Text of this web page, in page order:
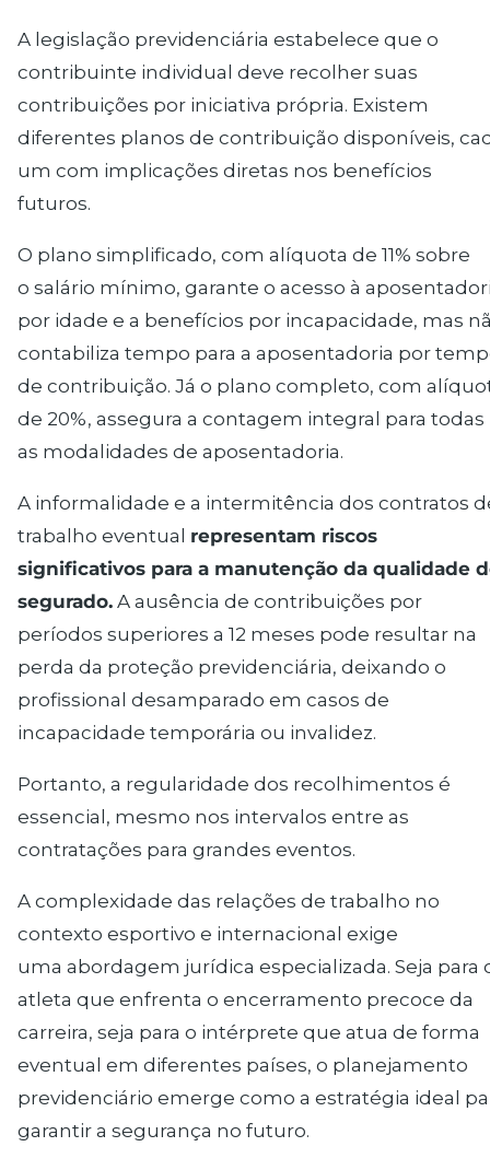
A legislação previdenciária estabelece que o
contribuinte individual deve recolher suas
contribuições por iniciativa própria. Existem
diferentes planos de contribuição disponíveis,
um com implicações diretas nos benefícios
futuros.
O plano simplificado, com alíquota de 11% sobre
o salário mínimo, garante o acesso à
por idade e a benefícios por incapacidade, mas
contabiliza tempo para a aposentadoria por
de contribuição. Já o plano completo, com
de 20%, assegura a contagem integral para todas
as modalidades de aposentadoria.
A informalidade e a intermitência dos contratos
trabalho eventual representam riscos
significativos para a manutenção da qualidade
segurado.A ausência de contribuições por
períodos superiores a 12 meses pode resultar na
perda da proteção previdenciária, deixando o
profissional desamparado em casos de
incapacidade temporária ou invalidez.
Portanto, a regularidade dos recolhimentos é
essencial, mesmo nos intervalos entre as
contratações para grandes eventos.
A complexidade das relações de trabalho no
contexto esportivo e internacional exige
uma abordagem jurídica especializada. Seja para
atleta que enfrenta o encerramento precoce da
carreira, seja para o intérprete que atua de forma
eventual em diferentes países, o planejamento
previdenciário emerge como a estratégia ideal
garantir a segurança no futuro.